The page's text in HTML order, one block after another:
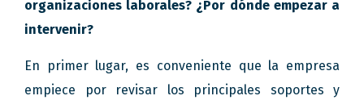
organizaciones laborales? ¿Por dónde empezar a
intervenir?
En primer lugar, es conveniente que la empresa
empiece por revisar los principales soportes y